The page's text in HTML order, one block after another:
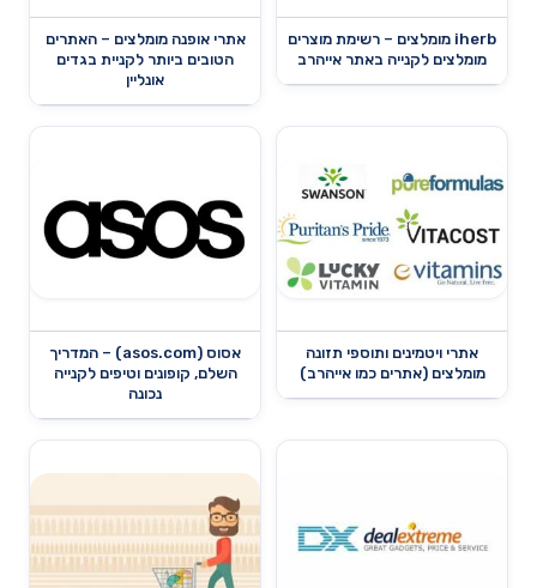
iherb מומלצים – רשימת מוצרים
מומלצים לקנייה באתר אייהרב
אתרי אופנה מומלצים – האתרים
הטובים ביותר לקניית בגדים
אונליין
אתרי ויטמינים ותוספי תזונה
מומלצים (אתרים כמו אייהרב)
אסוס (asos.com) – המדריך
השלם, קופונים וטיפים לקנייה
נכונה